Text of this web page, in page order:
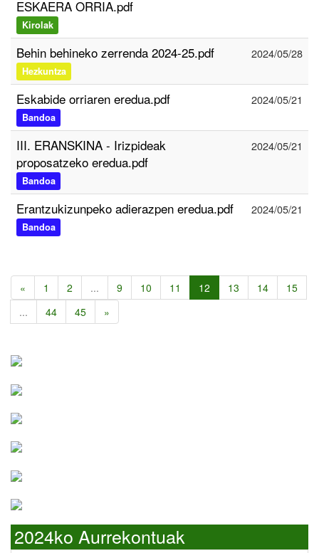
ESKAERA ORRIA.pdf
Kirolak
Behin behineko zerrenda 2024-25.pdf
Hezkuntza
2024/05/28
Eskabide orriaren eredua.pdf
Bandoa
2024/05/21
III. ERANSKINA - Irizpideak
proposatzeko eredua.pdf
Bandoa
2024/05/21
Erantzukizunpeko adierazpen eredua.pdf
Bandoa
2024/05/21
« 1 2 ... 9 10 11 12 13 14
15
...
44 45 »
2024ko Aurrekontuak